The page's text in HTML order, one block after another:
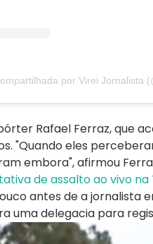
por Virei Jornalista
Rafael Ferraz, que
"Quando eles
embora", afirmou
de assalto ao vivo na
antes de a jornalista
uma delegacia para